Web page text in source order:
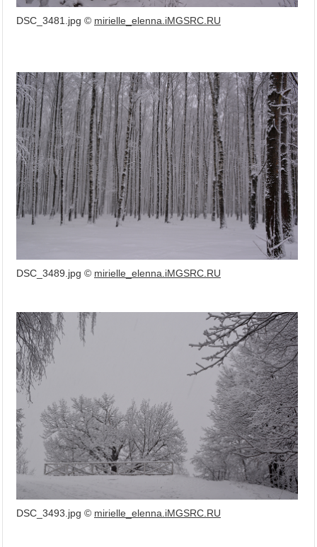
DSC_3481.jpg © mirielle_elenna.iMGSRC.RU
DSC_3489.jpg © mirielle_elenna.iMGSRC.RU
DSC_3493.jpg © mirielle_elenna.iMGSRC.RU